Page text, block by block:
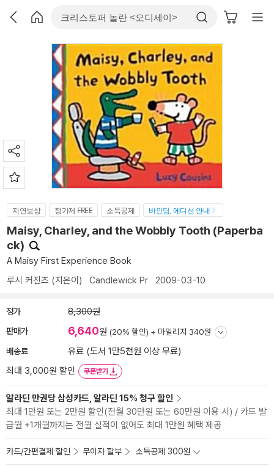
지연보상 정가제 FREE 소득공제 바인딩, 에디션 안내
Maisy, Charley, and the Wobbly Tooth (Paperba
ck)
A Maisy First Experience Book
루시 커진즈 (지은이) Candlewick Pr 2009-03-10
정가 8,300원
판매가 6,640원 (20% 할인) + 마일리지 340원
배송료
유료 (도서 1만5천원 이상 무료)
최대 3,000원 할인
쿠폰받기
알라딘 만권당 삼성카드, 알라딘 15% 청구 할인
최대 1만원 또는 2만원 할인(전월 30만원 또는 60만원 이용 시) / 카드 발
급월 +1개월까지는 전월 실적이 없어도 최대 1만원 혜택 제공
카드/간편결제 할인 무이자 할부 소득공제 300원